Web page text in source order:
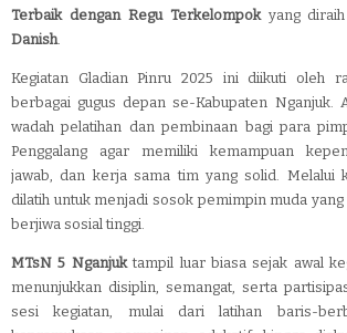
Terbaik dengan Regu Terkelompokyang
Danish.
Kegiatan Gladian Pinru 2025 ini diikuti oleh
berbagai gugus depan se-Kabupaten Nganjuk.
wadah pelatihan dan pembinaan bagi para
Penggalang agar memiliki kemampuan
jawab, dan kerja sama tim yang solid. Melalui
dilatih untuk menjadi sosok pemimpin muda
berjiwa sosial tinggi.
MTsN 5 Nganjuktampil luar biasa sejak awal
menunjukkan disiplin, semangat, serta
sesi kegiatan, mulai dari latihan baris-